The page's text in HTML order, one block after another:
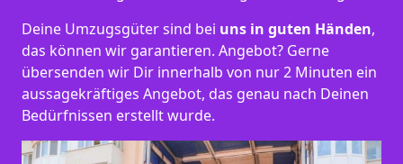
Deine Umzugsgüter sind bei uns in guten Händen,
das können wir garantieren. Angebot? Gerne
übersenden wir Dir innerhalb von nur 2 Minuten ein
aussagekräftiges Angebot, das genau nach Deinen
Bedürfnissen erstellt wurde.